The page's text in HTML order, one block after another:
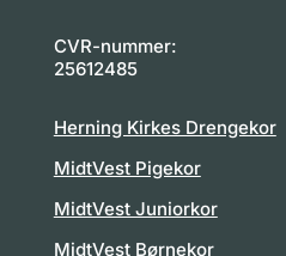
CVR-nummer:
25612485
Herning Kirkes Drengekor
MidtVest Pigekor
MidtVest Juniorkor
MidtVest Børnekor